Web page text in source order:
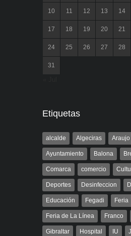
10 11 12 13 14
17 18 19 20 21
24 25 26 27 28
31
Etiquetas
alcalde Algeciras Araujo
Ayuntamiento Balona
Comarca comercio
Deportes Desinfeccion
Educación Fegadi Feria
Feria de La Línea Franco
Gibraltar Hospital IU